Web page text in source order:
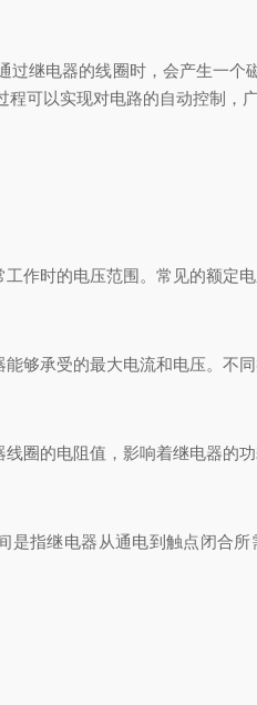
继电器的线圈时，会产生一个
可以实现对电路的自动控制，
时的电压范围。常见的额定电
承受的最大电流和电压。不同
的电阻值，影响着继电器的功
指继电器从通电到触点闭合所